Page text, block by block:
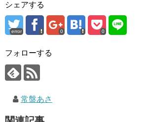
シェアする
error 0 0
フォローする
常盤あさ